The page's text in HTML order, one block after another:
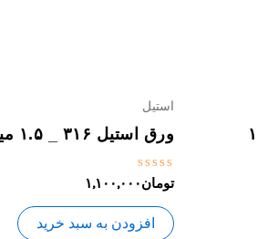
استیل
ورق استیل ۳۱۶ _ ۱.۵ میل ۲*۱
نمره
0
از
5
تومان۱,۱۰۰,۰۰۰
افزودن به سبد خرید